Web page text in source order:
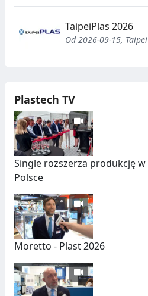
TaipeiPlas 2026
Od 2026-09-15, Taipei
Plastech TV
Single rozszerza produkcję w
Polsce
Moretto - Plast 2026